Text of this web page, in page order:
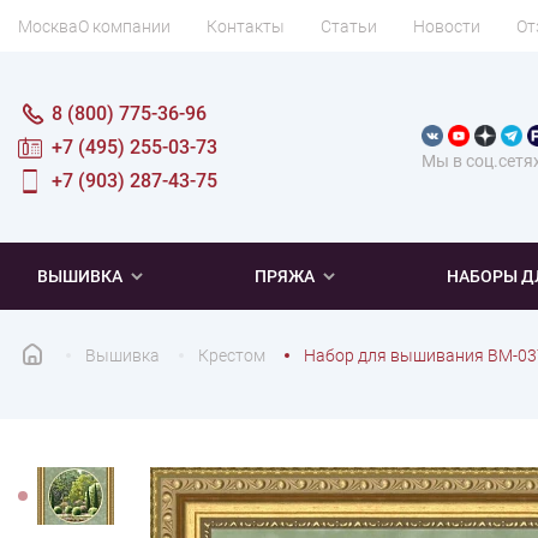
МоскваО компании Контакты Статьи Новости
Мы в
8 (800) 775-36-96
+7 (495) 255-03-73
+7 (903) 287-43-75
ВЫШИВКА ПРЯЖА НАБОРЫ
Вышивка Крестом Набор для вышивания ВМ-